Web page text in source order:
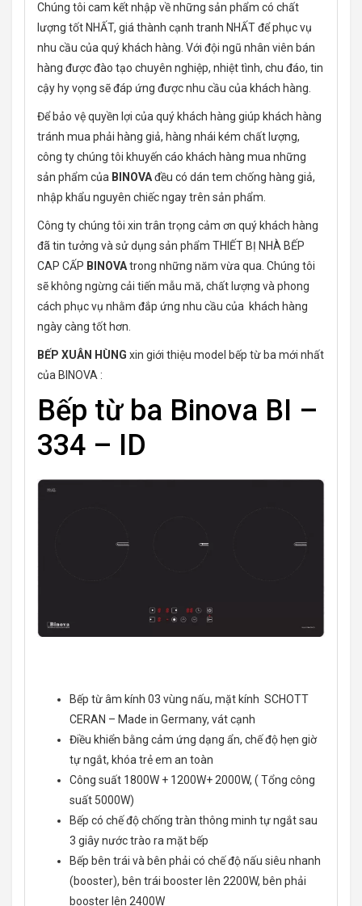
Chúng tôi cam kết nhập về những sản phẩm có chất
lượng tốt NHẤT, giá thành cạnh tranh NHẤT để phục vụ
nhu cầu của quý khách hàng. Với đội ngũ nhân viên bán
hàng được đào tạo chuyên nghiệp, nhiệt tình, chu đáo, tin
cậy hy vọng sẽ đáp ứng được nhu cầu của khách hàng.
Để bảo vệ quyền lợi của quý khách hàng giúp khách hàng
tránh mua phải hàng giả, hàng nhái kém chất lượng,
công ty chúng tôi khuyến cáo khách hàng mua những
sản phẩm của BINOVAđều có dán tem chống hàng giả,
nhập khẩu nguyên chiếc ngay trên sản phẩm.
Công ty chúng tôi xin trân trọng cảm ơn quý khách hàng
đã tin tưởng và sử dụng sản phẩm THIẾT BỊ NHÀ BẾP
CAP CẤP BINOVAtrong những năm vừa qua. Chúng tôi
sẽ không ngừng cải tiến mẫu mă, chất lượng và phong
cách phục vụ nhằm đắp ứng nhu cầu của khách hàng
ngày càng tốt hơn.
BẾP XUÂN HÙNG xin giới thiệu model bếp từ ba mới nhất
của BINOVA :
Bếp từ ba Binova BI –
334 – ID
Bếp từ âm kính 03 vùng nấu, mặt kính SCHOTT
CERAN – Made in Germany, vát cạnh
Điều khiển bằng cảm ứng dạng ẩn, chế độ hẹn giờ
tự ngắt, khóa trẻ em an toàn
Công suất 1800W + 1200W+ 2000W, ( Tổng công
suất 5000W)
Bếp có chế độ chống tràn thông minh tự ngắt sau
3 giây nước trào ra mặt bếp
Bếp bên trái và bên phải có chế độ nấu siêu nhanh
(booster), bên trái booster lên 2200W, bên phải
booster lên 2400W